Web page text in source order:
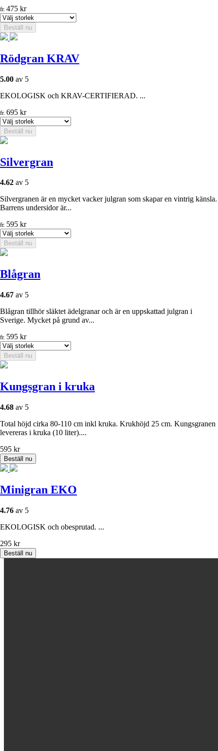
fr. 475 kr
Beställ nu
Rödgran KRAV
5.00 av 5
EKOLOGISK och KRAV-CERTIFIERAD. ...
fr. 695 kr
Beställ nu
Silvergran
4.62 av 5
Silvergranen är en mycket vacker julgran som skapar en vintrig känsla.
Barrens undersidor är...
fr. 595 kr
Beställ nu
Blågran
4.67 av 5
Blågran tillhör släktet ädelgranar och är en uppskattad julgran i
Sverige. Mycket på grund av...
fr. 595 kr
Beställ nu
Kungsgran i kruka
4.68 av 5
Total höjd cirka 80-110 cm inkl kruka. Krukhöjd 25 cm. Kungsgranen
levereras i kruka (10 liter)....
595 kr
Beställ nu
Minigran EKO
4.76 av 5
EKOLOGISK och obesprutad. ...
295 kr
Beställ nu